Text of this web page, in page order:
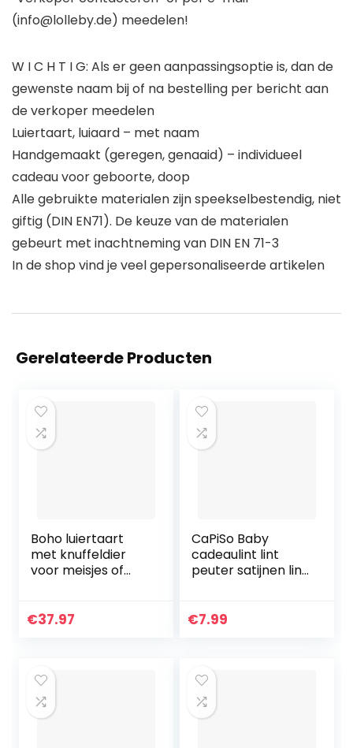
(info@lolleby.de) meedelen!
W I C H T I G: Als er geen aanpassingsoptie is, dan de
gewenste naam bij of na bestelling per bericht aan
de verkoper meedelen
Luiertaart, luiaard – met naam
Handgemaakt (geregen, genaaid) – individueel
cadeau voor geboorte, doop
Alle gebruikte materialen zijn speekselbestendig, niet
giftig (DIN EN71). De keuze van de materialen
gebeurt met inachtneming van DIN EN 71-3
In de shop vind je veel gepersonaliseerde artikelen
Gerelateerde Producten
Boho luiertaart
met knuffeldier
voor meisjes of
voor moeder,
pasgeboren luiers,
wenskaart
inbegrepen
€37.97
CaPiSo Baby
cadeaulint lint
peuter satijnen lint
luiertaart
€7.99